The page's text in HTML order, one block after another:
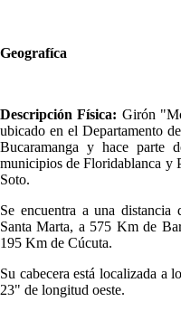
Geografíca
Descripción Física: Girón
ubicado en el Departamento
Bucaramanga y hace parte
municipios de Floridablanca y
Soto.
Se encuentra a una
Santa Marta, a 575 Km de
195 Km de Cúcuta.
Su cabecera está localizada a
23" de longitud oeste.